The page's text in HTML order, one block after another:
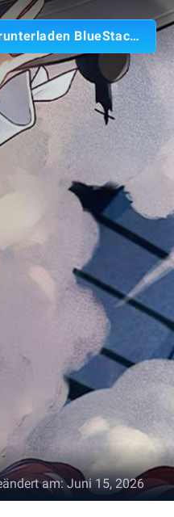
Herunterladen BlueStacks
am:Juni 15, 2026